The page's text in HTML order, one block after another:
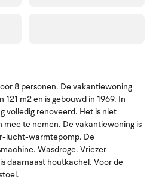
8 personen. De vakantiewoning
m2 en is gebouwd in 1969. In
volledig renoveerd. Het is niet
mee te nemen. De vakantiewoning is
lucht-warmtepomp. De
Wasdroge. Vriezer
daarnaast houtkachel. Voor de